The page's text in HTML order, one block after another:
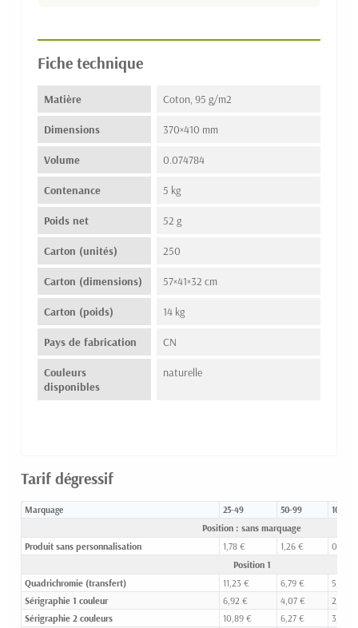
Fiche technique
Matière Coton, 95 g/m2
Dimensions 370×410 mm
Volume 0.074784
Contenance 5 kg
Poids net 52 g
Carton (unités) 250
Carton (dimensions) 57×41×32 cm
Carton (poids) 14 kg
Pays de fabrication CN
Couleurs
disponibles
naturelle
Tarif dégressif
Marquage 25-49 50-99 100-
Position : sans marquage
Produit sans personnalisation
1,78 € 1,26 €
0,97 €
Position 1
Quadrichromie (transfert)
11,23 € 6,79 €
5,14 €
Sérigraphie 1 couleur
6,92 € 4,07 €
2,67 €
Sérigraphie 2 couleurs
10,89 € 6,27 €
3,98 €